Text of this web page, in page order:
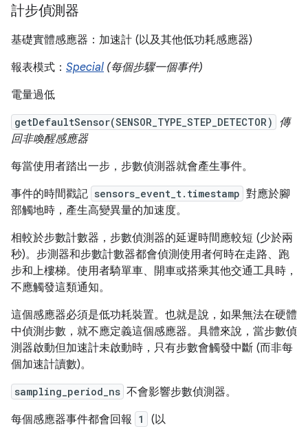
計步偵測器
基礎實體感應器：加速計 (以及其他低功耗感應器)
報表模式： Special (每個步驟一個事件)
電量過低
getDefaultSensor(SENSOR_TYPE_STEP_DETECTOR)
傳
回非喚醒感應器
每當使用者踏出一步，步數偵測器就會產生事件。
事件的時間戳記 sensors_event_t.timestamp 對應於腳
部觸地時，產生高變異量的加速度。
相較於步數計數器，步數偵測器的延遲時間應較短 (少於兩
秒)。步測器和步數計數器都會偵測使用者何時在走路、跑
步和上樓梯。使用者騎單車、開車或搭乘其他交通工具時，
不應觸發這類通知。
這個感應器必須是低功耗裝置。也就是說，如果無法在硬體
中偵測步數，就不應定義這個感應器。具體來說，當步數偵
測器啟動但加速計未啟動時，只有步數會觸發中斷 (而非每
個加速計讀數)。
sampling_period_ns 不會影響步數偵測器。
每個感應器事件都會回報
1 (以